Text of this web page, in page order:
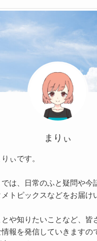
まりぃ
ぃです。
では、日常のふと疑問や今
トピックスなどをお届け
や知りたいことなど、皆
報を発信していきますの